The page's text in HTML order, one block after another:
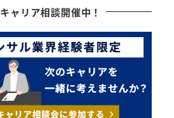
キャリア相談開催中！